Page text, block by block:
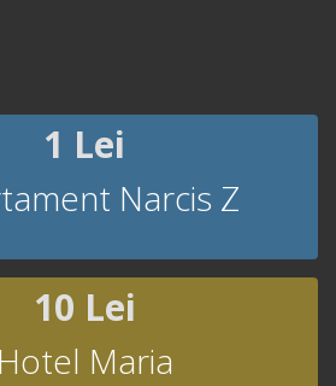
1 Lei
Narcis Z
10 Lei
Hotel Maria